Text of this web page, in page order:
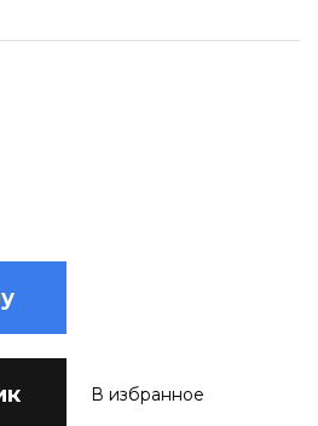
В избранное